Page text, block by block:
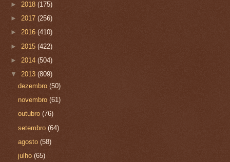
► 2018 (175)
► 2017 (256)
► 2016 (410)
► 2015 (422)
► 2014 (504)
▼ 2013 (809)
dezembro(50)
novembro(61)
outubro(76)
setembro(64)
agosto(58)
julho(65)